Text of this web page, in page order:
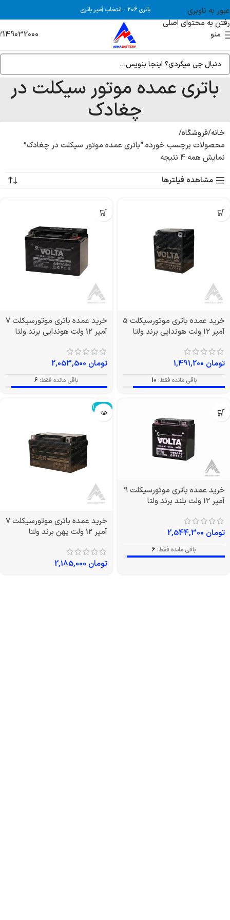
عبور به ناوبری
رفتن به محتوای اصلی
باتری 206 - انتخاب آمپر باتری
منو
باتری عمده موتور سیکلت در
چغادک
خانه فروشگاه
محصولات برچسب خورده “باتری عمده موتور سیکلت در چغادک”
نمایش همه 4 نتیجه
مشاهده فیلترها
خرید عمده باتری موتورسیکلت 5
آمپر 12 ولت هوندایی برند ولتا
تومان
باقی مانده فقط: 10
خرید عمده باتری موتورسیکلت 7
آمپر 12 ولت هوندایی برند ولتا
تومان
باقی مانده فقط: 6
خرید عمده باتری موتورسیکلت 9
آمپر 12 ولت بلند برند ولتا
تومان
باقی مانده فقط: 6
تمام شد!
خرید عمده باتری موتورسیکلت 7
آمپر 12 ولت پهن برند ولتا
تومان